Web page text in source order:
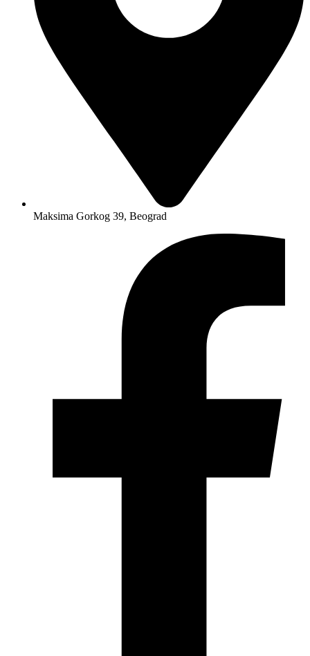
Maksima Gorkog 39, Beograd